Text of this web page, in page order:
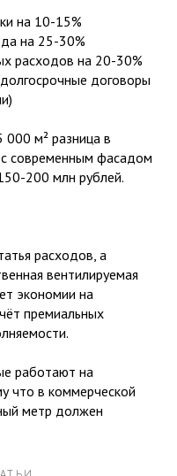
на 10-15%
на 25-30%
расходов на 20-30%
договоры
м² разница в
современным фасадом
200 млн рублей.
расходов, а
вентилируемая
экономии на
премиальных
работают на
что в коммерческой
метр должен